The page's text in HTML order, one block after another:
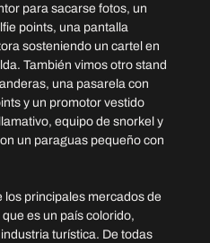
para sacarse fotos, un
points, una pantalla
sosteniendo un cartel en
También vimos otro stand
una pasarela con
y un promotor vestido
equipo de snorkel y
un paraguas pequeño con
los principales mercados de
es un país colorido,
turística. De todas